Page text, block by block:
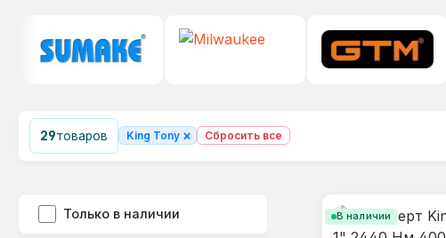
29товаров King Tony × Сбросить все
Только в наличии В наличии